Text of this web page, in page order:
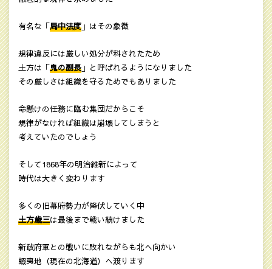
有名な「局中法度 」はその象徴
規律違反には厳しい処分が科されたため
土方は「鬼の副長 」と呼ばれるようになりました
その厳しさは組織を守るためでもありました
命懸けの任務に臨む集団だからこそ
規律がなければ組織は崩壊してしまうと
考えていたのでしょう
そして1868年の明治維新によって
時代は大きく変わります
多くの旧幕府勢力が降伏していく中
土方歳三は最後まで戦い続けました
新政府軍との戦いに敗れながらも北へ向かい
蝦夷地（現在の北海道）へ渡ります